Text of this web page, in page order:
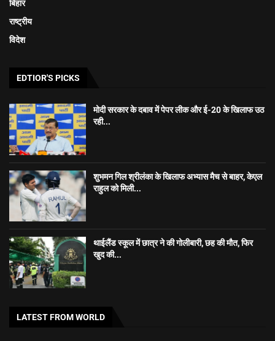
बिहार
राष्ट्रीय
विदेश
EDTIOR'S PICKS
मोदी सरकार के दबाव में पेपर लीक और ई-20 के खिलाफ उठ
रही...
शुभमन गिल श्रीलंका के खिलाफ अभ्यास मैच से बाहर, केएल
राहुल को मिली...
थाईलैंड स्कूल में छात्र ने की गोलीबारी, छह की मौत, फिर
खुद की...
LATEST FROM WORLD